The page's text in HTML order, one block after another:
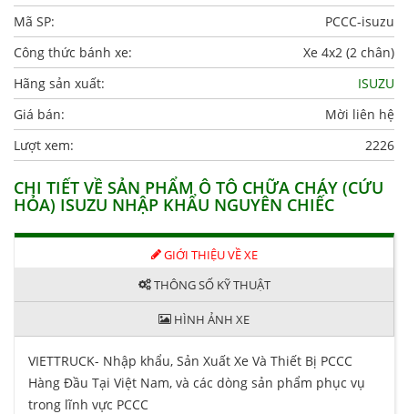
Mã SP:
PCCC-isuzu
Công thức bánh xe:
Xe 4x2 (2 chân)
Hãng sản xuất:
ISUZU
Giá bán:
Mời liên hệ
Lượt xem:
2226
CHI TIẾT VỀ SẢN PHẨM Ô TÔ CHỮA CHÁY (CỨU
HỎA) ISUZU NHẬP KHẨU NGUYÊN CHIẾC
GIỚI THIỆU VỀ XE
THÔNG SỐ KỸ THUẬT
HÌNH ẢNH XE
VIETTRUCK- Nhập khẩu, Sản Xuất Xe Và Thiết Bị PCCC
Hàng Đầu Tại Việt Nam, và các dòng sản phẩm phục vụ
trong lĩnh vực PCCC